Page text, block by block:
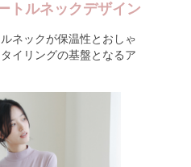
トルネックデザイン
ネックが保温性とおしゃ
イリングの基盤となるア